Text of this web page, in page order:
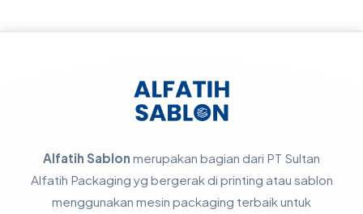
Alfatih Sablon merupakan bagian dari PT Sultan
Alfatih Packaging yg bergerak di printing atau sablon
menggunakan mesin packaging terbaik untuk